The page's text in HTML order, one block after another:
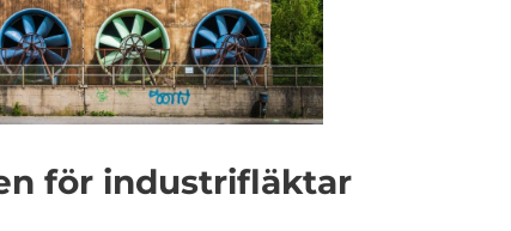
för industrifläktar